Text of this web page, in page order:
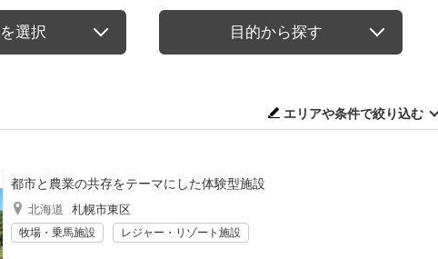
選択 目的から探す
エリアや条件で絞り込む
都市と農業の共存をテーマにした体験型施設
北海道 札幌市東区
牧場・乗馬施設 レジャー・リゾート施設